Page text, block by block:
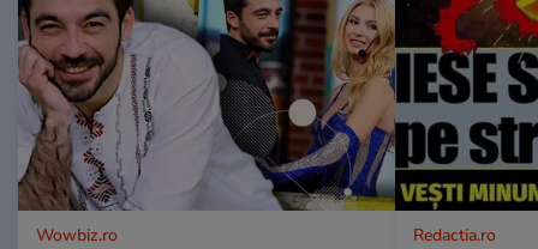
Wowbiz.ro Redactia.ro